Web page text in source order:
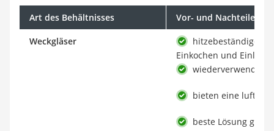
Art des Behältnisses Vor- und Nachteile
Weckgläser
hitzebeständige
Einkochen und
wiederverwendbar
bieten eine
beste Lösung